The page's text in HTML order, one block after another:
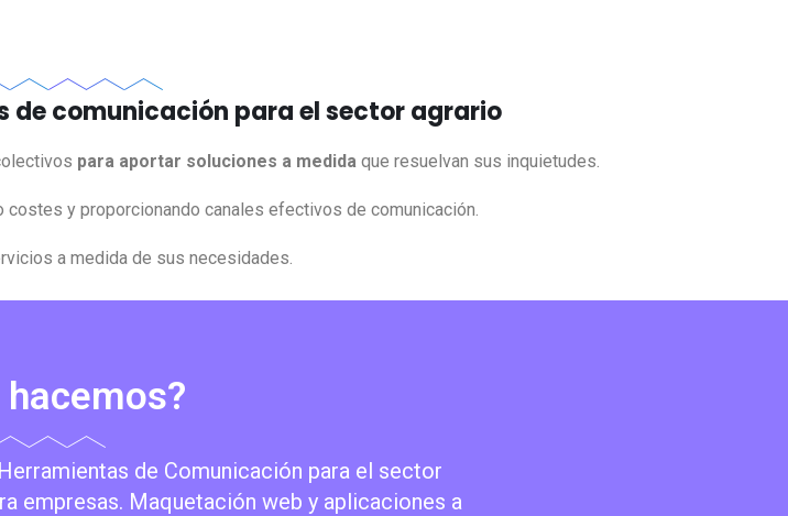
de comunicación para el sector agrario
para aportar soluciones a medidaque resuelvan sus inquietudes.
costes y proporcionando canales efectivos de comunicación.
a medida de sus necesidades.
hacemos?
de Comunicación para el sector
empresas. Maquetación web y aplicaciones a